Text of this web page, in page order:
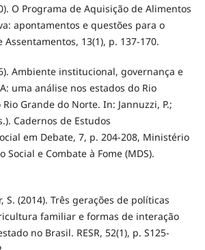
O Programa de Aquisição de Alimentos
apontamentos e questões para o
13(1), p. 137-170.
Ambiente institucional, governança e
uma análise nos estados do Rio
Grande do Norte. In: Jannuzzi, P.;
Cadernos de Estudos
em Debate, 7, p. 204-208, Ministério
Social e Combate à Fome (MDS).
S. (2014). Três gerações de políticas
familiar e formas de interação
no Brasil. RESR, 52(1), p. S125-